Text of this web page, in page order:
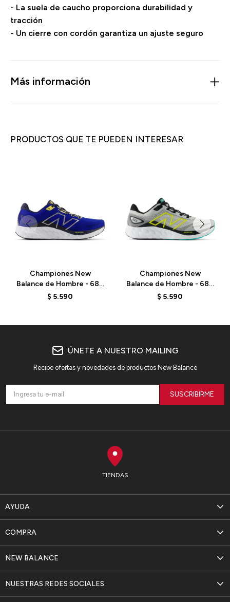
- La suela de caucho proporciona durabilidad y
tracción
- Un cierre con cordón garantiza un ajuste seguro
Más información
PRODUCTOS QUE TE PUEDEN INTERESAR
Championes New
Balance de Hombre - 680
V8 - M680RB8 - ELD
$ 5.590
Championes New
Balance de Hombre - 680
V8 - M680CG8 - GREY
$ 5.590
TIENDAS
AYUDA
NEW BALANCE
COMPRA
NUESTRAS REDES SOCIALES
ÚNETE A NUESTRO MAILING
Recibe ofertas y novedades de productos New Balance
SUSCRIBIRME